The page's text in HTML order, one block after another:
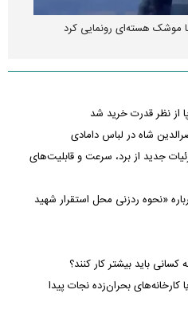
از نظر قدرت خرید شد
شاه در لباس دامادی
جدید از برد، سرعت و قابلیت‌های
«نحوه ردزنی محل استقرار شهید
باید بیشتر کار کنند؟
کارخانه‌های بحران‌زده نجات پیدا